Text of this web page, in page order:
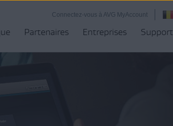
Connectez-vous à AVG MyAccount
Partenaires Entreprises Support